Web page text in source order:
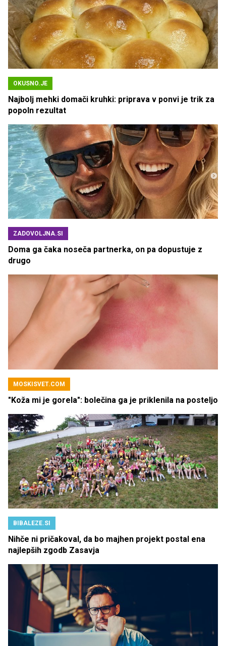
OKUSNO.JE
Najbolj mehki domači kruhki: priprava v ponvi je trik za
popoln rezultat
ZADOVOLJNA.SI
Doma ga čaka noseča partnerka, on pa dopustuje z
drugo
MOSKISVET.COM
"Koža mi je gorela": bolečina ga je priklenila na posteljo
BIBALEZE.SI
Nihče ni pričakoval, da bo majhen projekt postal ena
najlepših zgodb Zasavja